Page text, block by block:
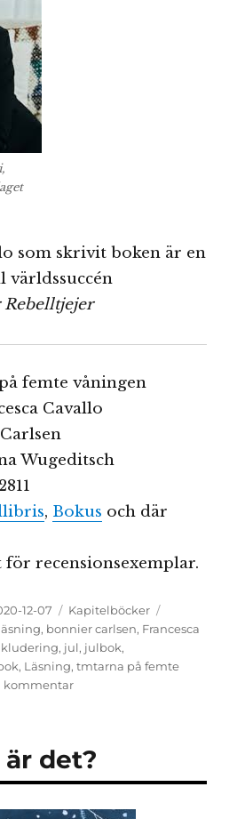
som skrivit boken är en
världssuccén
Rebelltjejer
femte våningen
Cavallo
Wugeditsch
, Bokus och där
recensionsexemplar.
12-07 Kategorier
Kapitelböcker
, bonnier carlsen, Francesca
, jul, julbok,
, Läsning,tmtarna på femte
kommentartill
våningen
är det?